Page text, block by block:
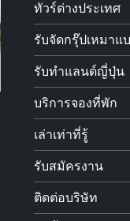
ทัวร์ต่างประเทศ
รับจัดกรุ๊ปเหมา
รับทำแลนด์ญี่ปุ่น
บริการจองที่พัก
เล่าเท่าที่รู้
รับสมัครงาน
ติดต่อบริษัท